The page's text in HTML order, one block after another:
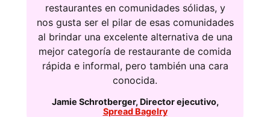
restaurantes en comunidades sólidas, y
nos gusta ser el pilar de esas comunidades
al brindar una excelente alternativa de una
mejor categoría de restaurante de comida
rápida e informal, pero también una cara
conocida.
Jamie Schrotberger, Director ejecutivo,
Spread Bagelry